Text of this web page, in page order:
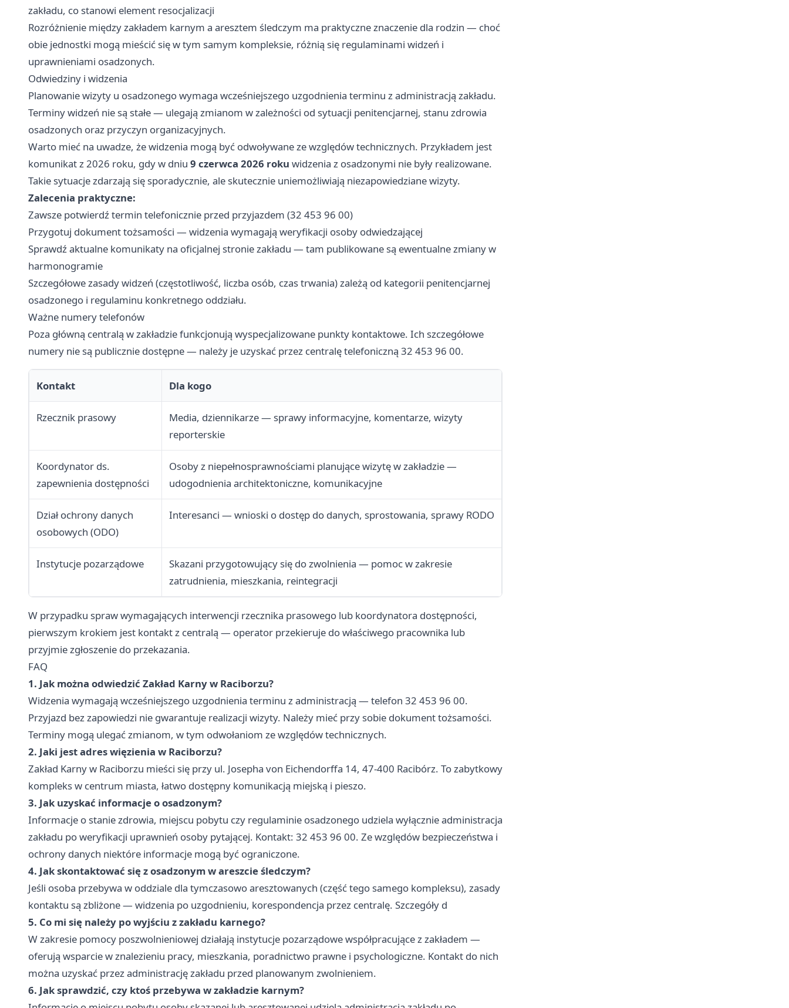
zakładu, co stanowi element resocjalizacji
Rozróżnienie między zakładem karnym a aresztem śledczym ma praktyczne znaczenie dla rodzin — choć
obie jednostki mogą mieścić się w tym samym kompleksie, różnią się regulaminami widzeń i
uprawnieniami osadzonych.
Odwiedziny i widzenia
Planowanie wizyty u osadzonego wymaga wcześniejszego uzgodnienia terminu z administracją zakładu.
Terminy widzeń nie są stałe — ulegają zmianom w zależności od sytuacji penitencjarnej, stanu zdrowia
osadzonych oraz przyczyn organizacyjnych.
Warto mieć na uwadze, że widzenia mogą być odwoływane ze względów technicznych. Przykładem jest
komunikat z 2026 roku, gdy w dniu 9 czerwca 2026 roku widzenia z osadzonymi nie były realizowane.
Takie sytuacje zdarzają się sporadycznie, ale skutecznie uniemożliwiają niezapowiedziane wizyty.
Zalecenia praktyczne:
Zawsze potwierdź termin telefonicznie przed przyjazdem (32 453 96 00)
Przygotuj dokument tożsamości — widzenia wymagają weryfikacji osoby odwiedzającej
Sprawdź aktualne komunikaty na oficjalnej stronie zakładu — tam publikowane są ewentualne zmiany w
harmonogramie
Szczegółowe zasady widzeń (częstotliwość, liczba osób, czas trwania) zależą od kategorii penitencjarnej
osadzonego i regulaminu konkretnego oddziału.
Ważne numery telefonów
Poza główną centralą w zakładzie funkcjonują wyspecjalizowane punkty kontaktowe. Ich szczegółowe
numery nie są publicznie dostępne — należy je uzyskać przez centralę telefoniczną 32 453 96 00.
Kontakt Dla kogo
Rzecznik prasowy
Media, dziennikarze — sprawy informacyjne, komentarze, wizyty
reporterskie
Koordynator ds.
zapewnienia dostępności
Osoby z niepełnosprawnościami planujące wizytę w zakładzie —
udogodnienia architektoniczne, komunikacyjne
Dział ochrony danych
osobowych (ODO)
Interesanci — wnioski o dostęp do danych, sprostowania, sprawy RODO
Instytucje pozarządowe
Skazani przygotowujący się do zwolnienia — pomoc w zakresie
zatrudnienia, mieszkania, reintegracji
W przypadku spraw wymagających interwencji rzecznika prasowego lub koordynatora dostępności,
pierwszym krokiem jest kontakt z centralą — operator przekieruje do właściwego pracownika lub
przyjmie zgłoszenie do przekazania.
FAQ
1. Jak można odwiedzić Zakład Karny w Raciborzu?
Widzenia wymagają wcześniejszego uzgodnienia terminu z administracją — telefon 32 453 96 00.
Przyjazd bez zapowiedzi nie gwarantuje realizacji wizyty. Należy mieć przy sobie dokument tożsamości.
Terminy mogą ulegać zmianom, w tym odwołaniom ze względów technicznych.
2. Jaki jest adres więzienia w Raciborzu?
Zakład Karny w Raciborzu mieści się przy ul. Josepha von Eichendorffa 14, 47-400 Racibórz. To zabytkowy
kompleks w centrum miasta, łatwo dostępny komunikacją miejską i pieszo.
3. Jak uzyskać informacje o osadzonym?
Informacje o stanie zdrowia, miejscu pobytu czy regulaminie osadzonego udziela wyłącznie administracja
zakładu po weryfikacji uprawnień osoby pytającej. Kontakt: 32 453 96 00. Ze względów bezpieczeństwa i
ochrony danych niektóre informacje mogą być ograniczone.
4. Jak skontaktować się z osadzonym w areszcie śledczym?
Jeśli osoba przebywa w oddziale dla tymczasowo aresztowanych (część tego samego kompleksu), zasady
kontaktu są zbliżone — widzenia po uzgodnieniu, korespondencja przez centralę. Szczegóły d
5. Co mi się należy po wyjściu z zakładu karnego?
W zakresie pomocy poszwolnieniowej działają instytucje pozarządowe współpracujące z zakładem —
oferują wsparcie w znalezieniu pracy, mieszkania, poradnictwo prawne i psychologiczne. Kontakt do nich
można uzyskać przez administrację zakładu przed planowanym zwolnieniem.
6. Jak sprawdzić, czy ktoś przebywa w zakładzie karnym?